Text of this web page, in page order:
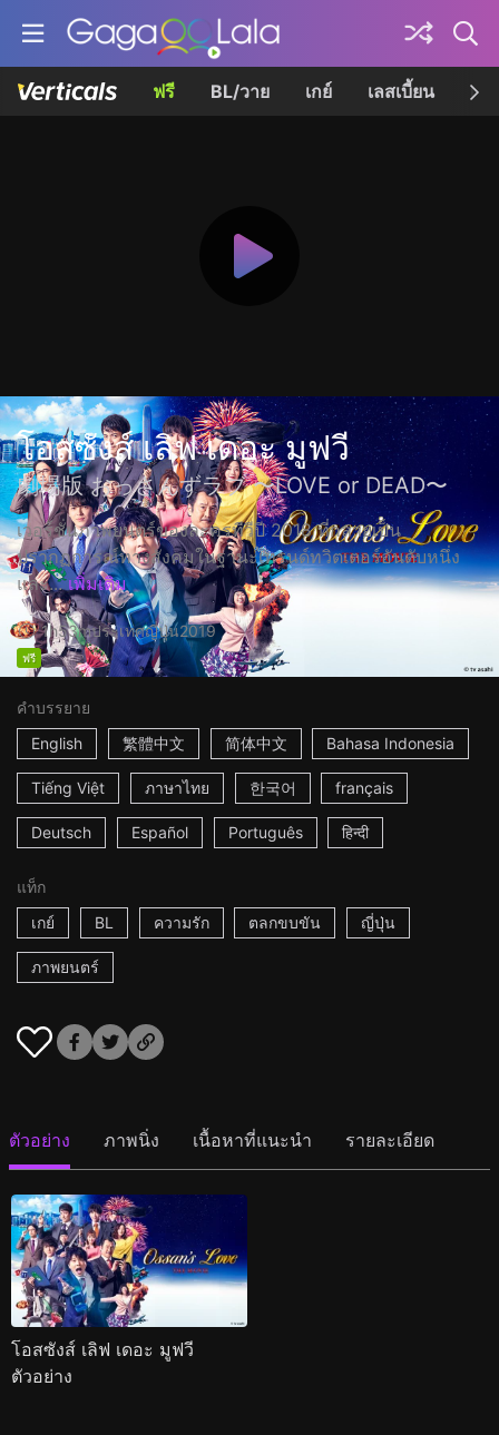
ฟรี BL/วาย เกย์ เลสเบี้ยน เค
โอสซังส์ เลิฟ เดอะ มูฟวี
劇場版 おっさんずラブ 〜LOVE or DEAD〜
เวอร์ชั่นภาพยนตร์ของละครทีวีปี 2018 ที่กลายเป็น
ปรากฏการณ์ทางสังคมในฐานะเทรนด์ทวิตเตอร์อันดับหนึ่ง
และ... เพิ่มเติม
1h53mประเทศญี่ปุ่น2019
ฟรี
คำบรรยาย
English
繁體中文 简体中文 Bahasa Indonesia
Tiếng Việt ภาษาไทย 한국어 français
Deutsch Español Português हिन्दी
แท็ก
เกย์
BL ความรัก ตลกขบขัน ญี่ปุ่น
ภาพยนตร์
ตัวอย่าง ภาพนิ่ง เนื้อหาที่แนะนำ รายละเอียด
โอสซังส์ เลิฟ เดอะ มูฟวี
ตัวอย่าง